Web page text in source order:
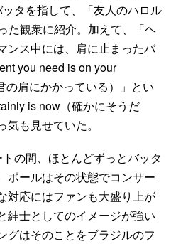
タを指して、「友人のハロル
た観衆に紹介。加えて、「ヘ
ンス中には、肩に止まったバ
you need is on your
肩にかかっている）」とい
is now（確かにそうだ
も見せていた。
の間、ほとんどずっとバッタ
ポールはその状態でコンサー
対応にはファンも大盛り上が
紳士としてのイメージが強い
グはそのことをブラジルのフ